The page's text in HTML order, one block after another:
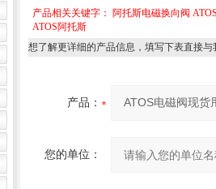
产品相关关键字： 阿托斯电磁换向阀
ATOS阿托斯
想了解更详细的产品信息，填写下表直接与
产品：
您的单位：